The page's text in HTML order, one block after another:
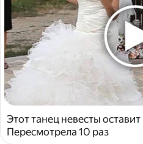
Этот танец невесты оставит
Пересмотрела 10 раз